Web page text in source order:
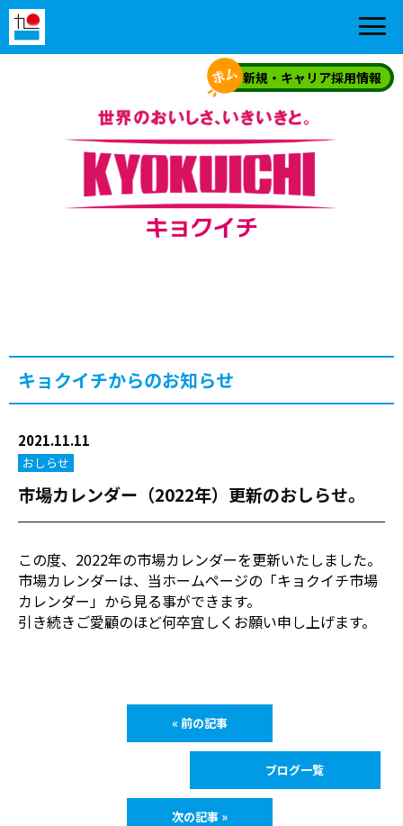
新規・キャリア採用情報
キョクイチからのお知らせ
2021.11.11
おしらせ
市場カレンダー（2022年）更新のおしらせ。
この度、2022年の市場カレンダーを更新いたしました。
市場カレンダーは、当ホームページの「キョクイチ市場
カレンダー」から見る事ができます。
引き続きご愛顧のほど何卒宜しくお願い申し上げます。
« 前の記事
ブログ一覧
次の記事 »